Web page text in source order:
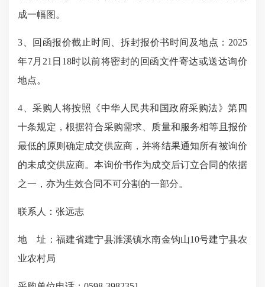
成一幅图。
3、回函报价截止时间、拆封报价书时间及地点： 2025
年7月 21 日 18时以前将密封的回函文件寄达或送达询价
地点。
4、采购人将按照《中华人民共和国政府采购法》第四
十条规定，根据符合采购需求、质量和服务相等且报价
最低的原则确定成交供应商，并将结果通知所有被询价
的未成交供应商。本询价书作为成交后订立合同的依据
之一，亦为生效合同不可分割的一部分。
联系人： 张远志
地 址： 福建省建宁县濉溪镇水南金钩山10号建宁县农
业农村局